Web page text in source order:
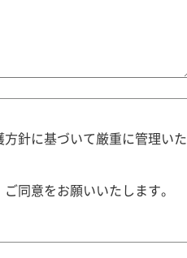
針に基づいて厳重に管理いた
同意をお願いいたします。